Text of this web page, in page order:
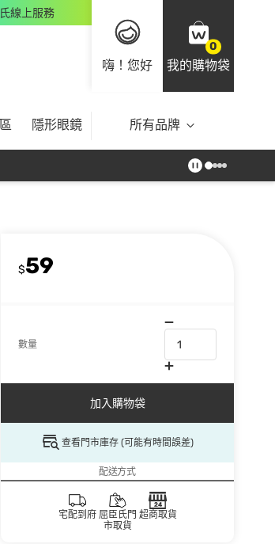
線上服務
嗨！您好
0
我的購物袋
隱形眼鏡 所有品牌
$59
數量
加入購物袋
查看門市庫存 (可能有時間誤差)
配送方式
宅配到府 屈臣氏門
市取貨
超商取貨